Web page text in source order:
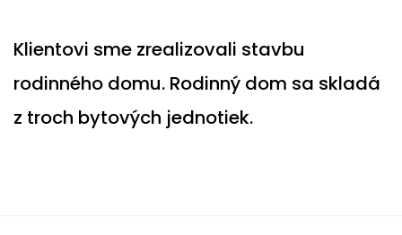
Klientovi sme zrealizovali stavbu
rodinného domu. Rodinný dom sa skladá
z troch bytových jednotiek.